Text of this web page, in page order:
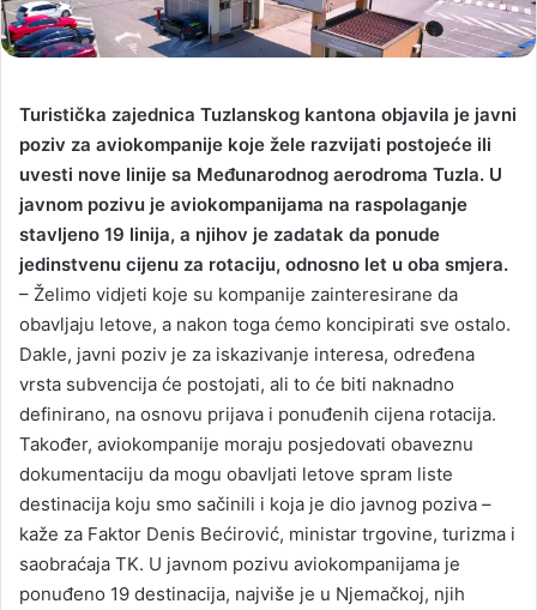
Turistička zajednica Tuzlanskog kantona objavila je javni
poziv za aviokompanije koje žele razvijati postojeće ili
uvesti nove linije sa Međunarodnog aerodroma Tuzla. U
javnom pozivu je aviokompanijama na raspolaganje
stavljeno 19 linija, a njihov je zadatak da ponude
jedinstvenu cijenu za rotaciju, odnosno let u oba smjera.
– Želimo vidjeti koje su kompanije zainteresirane da
obavljaju letove, a nakon toga ćemo koncipirati sve ostalo.
Dakle, javni poziv je za iskazivanje interesa, određena
vrsta subvencija će postojati, ali to će biti naknadno
definirano, na osnovu prijava i ponuđenih cijena rotacija.
Također, aviokompanije moraju posjedovati obaveznu
dokumentaciju da mogu obavljati letove spram liste
destinacija koju smo sačinili i koja je dio javnog poziva –
kaže za Faktor Denis Bećirović, ministar trgovine, turizma i
saobraćaja TK. U javnom pozivu aviokompanijama je
ponuđeno 19 destinacija, najviše je u Njemačkoj, njih